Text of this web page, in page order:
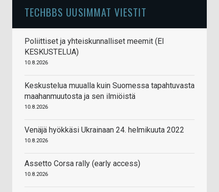
TECHBBS UUSIMMAT VIESTIT
Poliittiset ja yhteiskunnalliset meemit (EI
KESKUSTELUA)
10.8.2026
Keskustelua muualla kuin Suomessa tapahtuvasta
maahanmuutosta ja sen ilmiöistä
10.8.2026
Venäjä hyökkäsi Ukrainaan 24. helmikuuta 2022
10.8.2026
Assetto Corsa rally (early access)
10.8.2026